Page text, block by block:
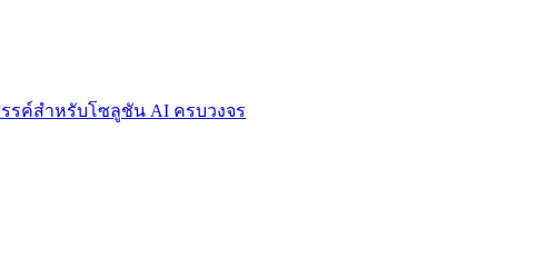
รค์สำหรับโซลูชัน AI ครบวงจร